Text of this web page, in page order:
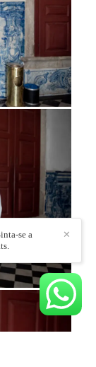
✕
se a